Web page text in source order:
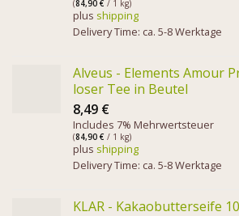
(84,90 € / 1 kg)
plus shipping
Delivery Time: ca. 5-8 Werktage
Alveus - Elements Amour
loser Tee in Beutel
8,49 €
Includes 7% Mehrwertsteuer
(84,90 € / 1 kg)
plus shipping
Delivery Time: ca. 5-8 Werktage
KLAR - Kakaobutterseife